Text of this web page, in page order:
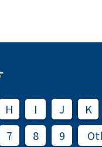
H I J K
7 8 9